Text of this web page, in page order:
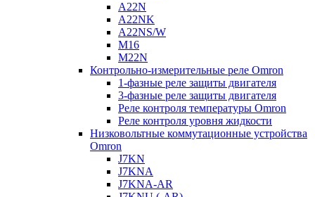
A22N
A22NK
A22NS/W
M16
M22N
Контрольно-измерительные реле Omron
1-фазные реле защиты двигателя
3-фазные реле защиты двигателя
Реле контроля температуры Omron
Реле контроля уровня жидкости
Низковольтные коммутационные устройства
Omron
J7KN
J7KNA
J7KNA-AR